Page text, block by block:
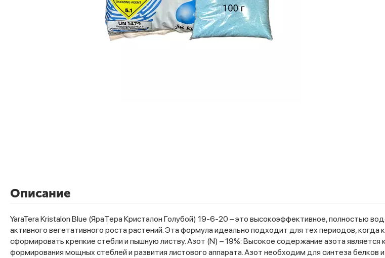
Описание
YaraTera Kristalon Blue (ЯраТера Кристалон Голубой) 19-6-20 – это высокоэффективное, полностью
активного вегетативного роста растений. Эта формула идеально подходит для тех периодов,
сформировать крепкие стебли и пышную листву. Азот (N) – 19%: Высокое содержание азота
формирования мощных стеблей и развития листового аппарата. Азот необходим для синтеза